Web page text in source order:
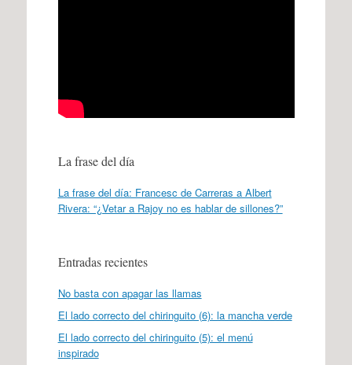
La frase del día
La frase del día: Francesc de Carreras a Albert
Rivera: “¿Vetar a Rajoy no es hablar de sillones?”
Entradas recientes
No basta con apagar las llamas
El lado correcto del chiringuito (6): la mancha verde
El lado correcto del chiringuito (5): el menú
inspirado